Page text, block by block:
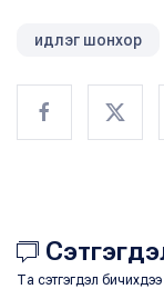
идлэг шонхор
Та сэтгэгдэл